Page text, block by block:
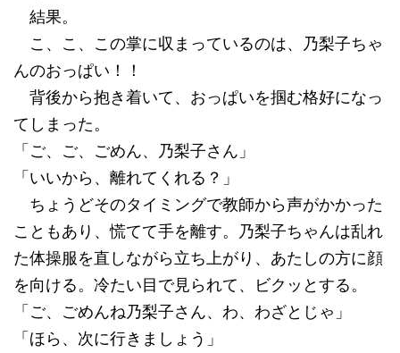
結果。
こ、こ、この掌に収まっているのは、乃梨子ちゃ
んのおっぱい！！
背後から抱き着いて、おっぱいを掴む格好になっ
てしまった。
「ご、ご、ごめん、乃梨子さん」
「いいから、離れてくれる？」
ちょうどそのタイミングで教師から声がかかった
こともあり、慌てて手を離す。乃梨子ちゃんは乱れ
た体操服を直しながら立ち上がり、あたしの方に顔
を向ける。冷たい目で見られて、ビクッとする。
「ご、ごめんね乃梨子さん、わ、わざとじゃ」
「ほら、次に行きましょう」